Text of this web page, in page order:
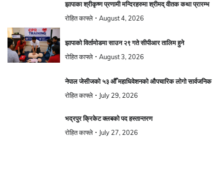
झापाका श्रीकृष्ण प्रणामी मन्दिरहरुमा श्रीमद् वीतक कथा प्रारम्भ
रोहित काफ्ले August 4, 2026
झापाको विर्तामोडमा साउन २९ गते सीपीआर तालिम हुने
रोहित काफ्ले August 3, 2026
नेपाल जेसीजको ५३ औँ महाधिवेशनको औपचारिक लोगो सार्वजनिक
रोहित काफ्ले July 29, 2026
भद्रपुर क्रिकेट क्लबको पद हस्तान्तरण
रोहित काफ्ले July 27, 2026